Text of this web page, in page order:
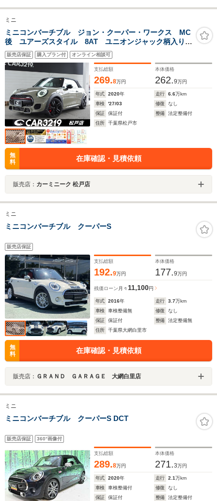
ミニ
ミニコンバーチブル ジョン・クーパー・ワークス MC
後 ユアーズスタイル 8AT ユニオンジャック柄入りソ
フトトップ ユアーズ革シート バックカメラ フロン
トリアパークセンサー ACC シートヒーター 電動オ
ープン LEDヘッドライト HUD ETC 純正17AW
販売店保証 購入プラン付 オンライン相談可
支払総額
269.8万円
本体価格
262.9万円
年式 2020年 走行 6.6万km
車検
'27/03 修復
なし
保証
保証付 整備
法定整備付
住所
千葉県松戸市
無
料
在庫確認・見積依頼
販売店： カーミニーク 松戸店
ミニ
ミニコンバーチブル クーパーS
販売店保証
支払総額
192.9万円
本体価格
177.9万円
残価ローン 月々 11,100円
年式 2016年 走行 3.7万km
車検
車検整備無 修復
なし
保証
保証付 整備
法定整備無
住所
千葉県大網白里市
無
料
在庫確認・見積依頼
販売店： ＧＲＡＮＤ ＧＡＲＡＧＥ 大網白里店
ミニ
ミニコンバーチブル クーパーS DCT
販売店保証 360°画像付
支払総額
289.8万円
本体価格
271.3万円
年式 2020年 走行 2.1万km
車検
車検整備付 修復
なし
保証
保証付 整備 法定整備付